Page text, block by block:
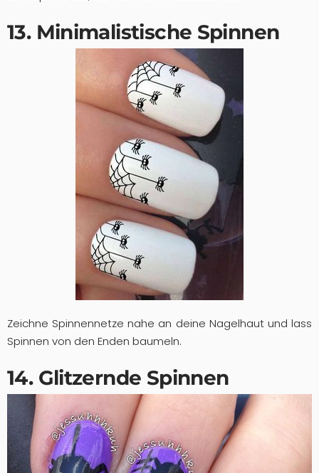
13. Minimalistische Spinnen
Zeichne Spinnennetze nahe an deine Nagelhaut und lass
Spinnen von den Enden baumeln.
14. Glitzernde Spinnen